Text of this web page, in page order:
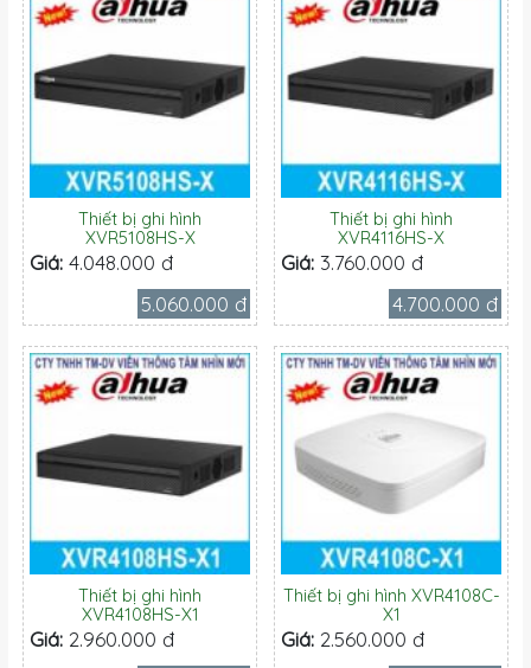
Thiết bị ghi hình
XVR5108HS-X
Giá: 4.048.000 đ
5.060.000 đ
Thiết bị ghi hình
XVR4116HS-X
Giá: 3.760.000 đ
4.700.000 đ
Thiết bị ghi hình
XVR4108HS-X1
Giá: 2.960.000 đ
Thiết bị ghi hình XVR4108C-
X1
Giá: 2.560.000 đ